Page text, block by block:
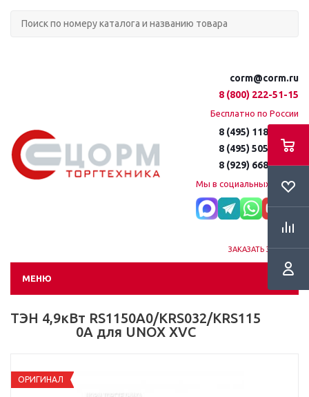
corm@corm.ru
8 (800) 222-51-15
Бесплатно по России
8 (495) 118-61-16
8 (495) 505-51-15
8 (929) 668-95-35
Мы в социальных сетях:
ЗАКАЗАТЬ ЗВОНОК
МЕНЮ
ТЭН 4,9кВт RS1150A0/KRS032/KRS115
0A для UNOX XVC
ОРИГИНАЛ